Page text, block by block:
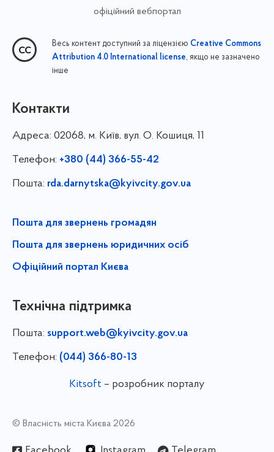
офіційний вебпортал
Весь контент доступний за ліцензією Creative Commons
Attribution 4.0 International license, якщо не зазначено
інше
Контакти
Адреса: 02068, м. Київ, вул. О. Кошиця, 11
Телефон: +380 (44) 366-55-42
Пошта: rda.darnytska@kyivcity.gov.ua
Пошта для звернень громадян
Пошта для звернень юридичних осіб
Офіційний портал Києва
Технічна підтримка
Пошта: support.web@kyivcity.gov.ua
Телефон: (044) 366-80-13
Kitsoft – розробник порталу
© Власність міста Києва 2026